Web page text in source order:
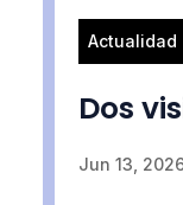
Actualidad
Dos
Jun 13,